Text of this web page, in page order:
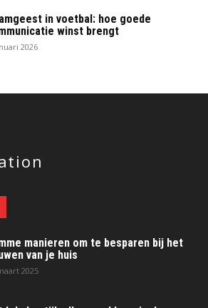
in voetbal: hoe goede
winst brengt
2026
manieren om te besparen bij het
van je huis
2025